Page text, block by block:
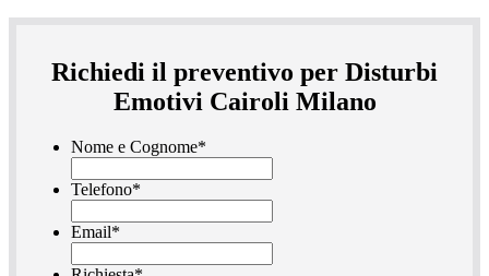
Richiedi il preventivo per Disturbi
Emotivi Cairoli Milano
Nome e Cognome*
Telefono*
Email*